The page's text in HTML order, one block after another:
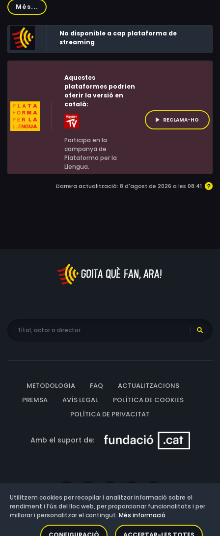
casa seva. Tot i que és molt curiosa, l’única cosa que
coneix del món és el ha vist per televisió. Com que
admira les grans aventures que viuen els protagonistes
de les pel·lícules, la Marnie vol viure’n una de pròpia. Per
això, i amb el suport d’un gos, d’un ruc i d’un gall
Més...
No disponible a cap plataforma de
streaming
Aquestes
plataformes podrien
oferir la versió en
català:
Participa en la
campanya de
Plataforma per la
Llengua.
RECLAMA-HO
Darrera actualització: 8 d'agost de 2026 a les 08:41
METODOLOGIA FAQ
ACTUALITZACIONS
PREMSA
AVÍS LEGAL
POLÍTICA DE COOKIES
POLÍTICA DE PRIVACITAT
Amb el suport de:
Versió: 3.13.0.202607011342
Utilitzem cookies per recopilar i analitzar informació sobre el
rendiment i l’ús del lloc web, per proporcionar funcionalitats i per
millorar i personalitzar el contingut. Més informació